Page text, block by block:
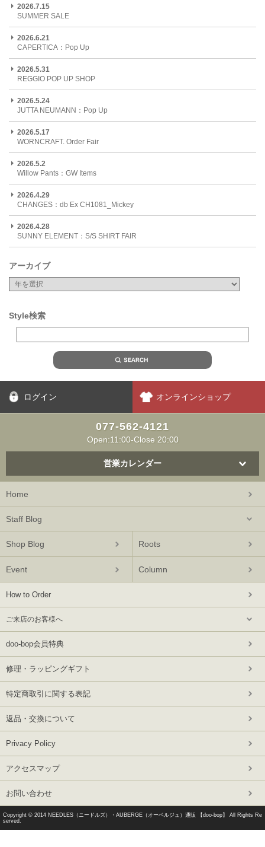
2026.7.15
SUMMER SALE
2026.6.21
CAPERTICA：Pop Up
2026.5.31
REGGIO POP UP SHOP
2026.5.24
JUTTA NEUMANN：Pop Up
2026.5.17
WORNCRAFT. Order Fair
2026.5.2
Willow Pants：GW Items
2026.4.29
CHANGES：db Ex CH1081_Mickey
2026.4.28
SUNNY ELEMENT：S/S SHIRT FAIR
アーカイブ
Style検索
ログイン オンラインショップ
077-562-4121
Open:11:00-Close 20:00
営業カレンダー
Home
Staff Blog
Shop Blog Roots
Event Column
How to Order
ご来店のお客様へ
doo-bop会員特典
修理・ラッピングギフト
特定商取引に関する表記
返品・交換について
Privacy Policy
アクセスマップ
お問い合わせ
Copyright © 2014 NEEDLES（ニードルズ）・AUBERGE（オーベルジュ）通販 【doo-bop】
All Rights Re
served.